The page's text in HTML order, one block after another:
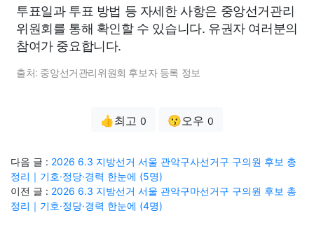
투표일과 투표 방법 등 자세한 사항은 중앙선거관리
위원회를 통해 확인할 수 있습니다. 유권자 여러분의
참여가 중요합니다.
출처: 중앙선거관리위원회 후보자 등록 정보
👍최고 0 😗오우 0
다음 글 : 2026 6.3 지방선거 서울 관악구사선거구 구의원 후보 총
정리｜기호·정당·경력 한눈에 (5명)
이전 글 : 2026 6.3 지방선거 서울 관악구마선거구 구의원 후보 총
정리｜기호·정당·경력 한눈에 (4명)